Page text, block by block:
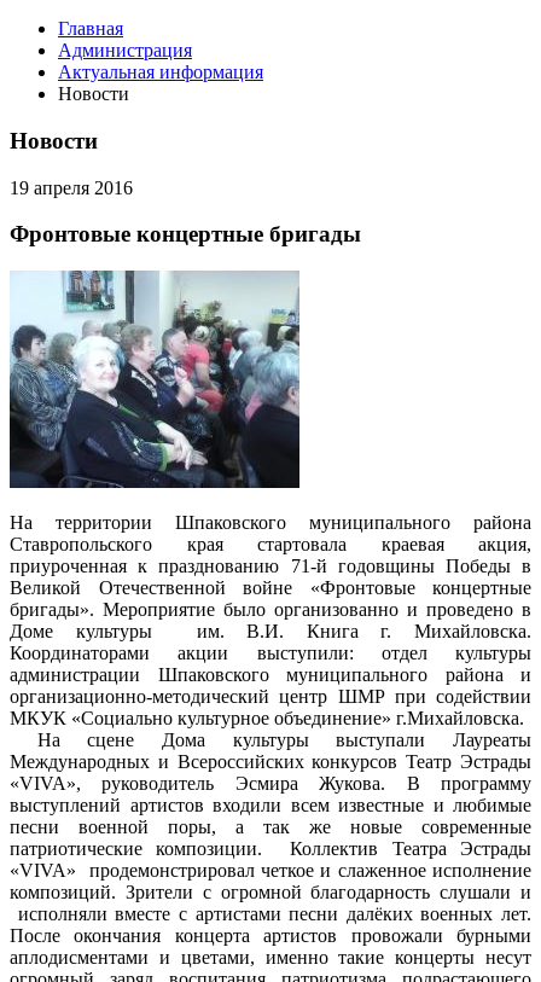
Главная
Администрация
Актуальная информация
Новости
Новости
19 апреля 2016
Фронтовые концертные бригады
На территории Шпаковского муниципального района
Ставропольского края стартовала краевая акция,
приуроченная к празднованию 71-й годовщины Победы в
Великой Отечественной войне «Фронтовые концертные
бригады». Мероприятие было организованно и проведено в
Доме культуры им. В.И. Книга г. Михайловска.
Координаторами акции выступили: отдел культуры
администрации Шпаковского муниципального района и
организационно-методический центр ШМР при содействии
МКУК «Социально культурное объединение» г.Михайловска.
На сцене Дома культуры выступали Лауреаты
Международных и Всероссийских конкурсов Театр Эстрады
«VIVA», руководитель Эсмира Жукова. В программу
выступлений артистов входили всем известные и любимые
песни военной поры, а так же новые современные
патриотические композиции. Коллектив Театра Эстрады
«VIVA» продемонстрировал четкое и слаженное исполнение
композиций. Зрители с огромной благодарность слушали и
исполняли вместе с артистами песни далёких военных лет.
После окончания концерта артистов провожали бурными
аплодисментами и цветами, именно такие концерты несут